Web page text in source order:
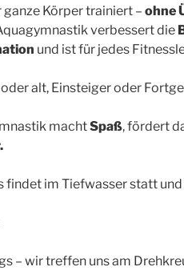
Körper trainiert – ohne
verbessert die
und ist für jedes
oder alt, Einsteiger oder
machtSpaß, fördert
findet im Tiefwasser statt
– wir treffen uns am